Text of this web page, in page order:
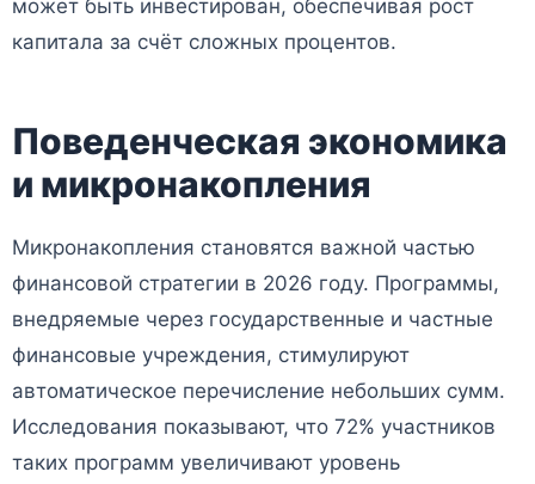
может быть инвестирован, обеспечивая рост
капитала за счёт сложных процентов.
Поведенческая экономика
и микронакопления
Микронакопления становятся важной частью
финансовой стратегии в 2026 году. Программы,
внедряемые через государственные и частные
финансовые учреждения, стимулируют
автоматическое перечисление небольших сумм.
Исследования показывают, что 72% участников
таких программ увеличивают уровень